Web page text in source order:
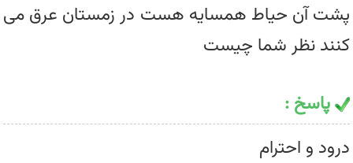
پشت آن حیاط همسایه هست در زمستان عرق می
کنند نظر شما چیست
پاسخ :
درود و احترام